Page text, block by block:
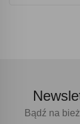
Bądź na